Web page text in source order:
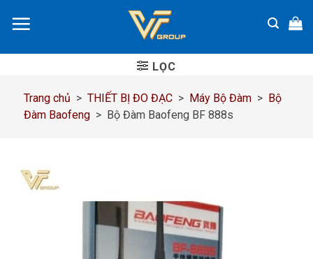
đến
dung
LỌC
Trang chủ > THIẾT BỊ ĐO ĐẠC > Máy Bộ Đàm > Bộ
Đàm Baofeng > Bộ Đàm Baofeng BF 888s